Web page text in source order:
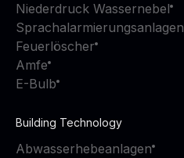
Niederdruck Wassernebel
Sprachalarmierungsanlagen
Feuerlöscher
Amfe
E-Bulb
Building Technology
Abwasserhebeanlagen